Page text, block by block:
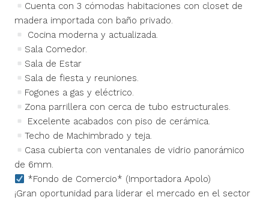
Cuenta con 3 cómodas habitaciones con closet de
madera importada con baño privado.
Cocina moderna y actualizada.
Sala Comedor.
Sala de Estar
Sala de fiesta y reuniones.
Fogones a gas y eléctrico.
Zona parrillera con cerca de tubo estructurales.
Excelente acabados con piso de cerámica.
Techo de Machimbrado y teja.
Casa cubierta con ventanales de vidrio panorámico
de 6mm.
*Fondo de Comercio* (Importadora Apolo)
¡Gran oportunidad para liderar el mercado en el sector